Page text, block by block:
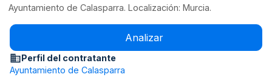
Ayuntamiento de Calasparra. Localización: Murcia.
Analizar
Perfil del contratante
Ayuntamiento de Calasparra